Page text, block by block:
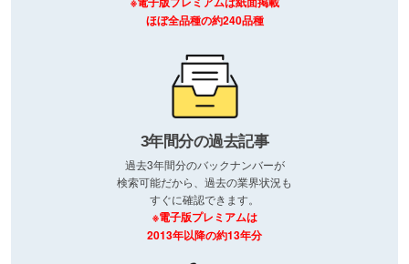
ほぼ全品種の約240品種
3年間分の過去記事
過去3年間分のバックナンバーが
検索可能だから、過去の業界状況も
すぐに確認できます。
※電子版プレミアムは
2013年以降の約13年分